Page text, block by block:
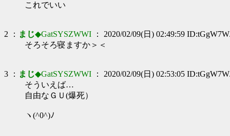
これでいい
2 ： まじ◆GatSYSZWWI ： 2020/02/09(日) 02:49:59
そろそろ寝ますか＞＜
3 ： まじ◆GatSYSZWWI ： 2020/02/09(日) 02:53:05
そういえば…
自由なＧＵ(爆死）
ヽ(^0^)ﾉ